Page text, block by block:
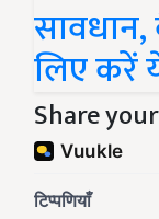
लिए करें
Share